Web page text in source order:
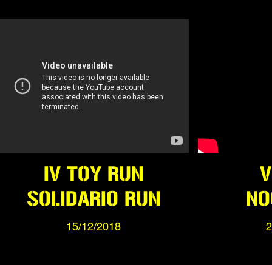
IV TOY RUN
SOLIDARIO RUN
15/12/2018